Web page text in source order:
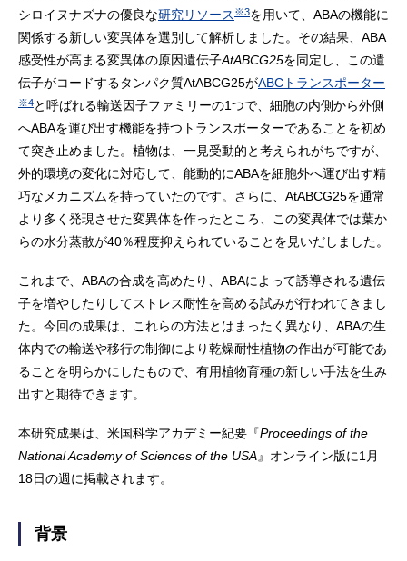
シロイヌナズナの優良な研究リソース ※3を用いて、ABAの機能に
関係する新しい変異体を選別して解析しました。その結果、ABA
感受性が高まる変異体の原因遺伝子AtABCG25を同定し、この遺
伝子がコードするタンパク質AtABCG25がABCトランスポーター
※4と呼ばれる輸送因子ファミリーの1つで、細胞の内側から外側
へABAを運び出す機能を持つトランスポーターであることを初め
て突き止めました。植物は、一見受動的と考えられがちですが、
外的環境の変化に対応して、能動的にABAを細胞外へ運び出す精
巧なメカニズムを持っていたのです。さらに、AtABCG25を通常
より多く発現させた変異体を作ったところ、この変異体では葉か
らの水分蒸散が40％程度抑えられていることを見いだしました。
これまで、ABAの合成を高めたり、ABAによって誘導される遺伝
子を増やしたりしてストレス耐性を高める試みが行われてきまし
た。今回の成果は、これらの方法とはまったく異なり、ABAの生
体内での輸送や移行の制御により乾燥耐性植物の作出が可能であ
ることを明らかにしたもので、有用植物育種の新しい手法を生み
出すと期待できます。
本研究成果は、米国科学アカデミー紀要『Proceedings of the
National Academy of Sciences of the USA』オンライン版に1月
18日の週に掲載されます。
背景